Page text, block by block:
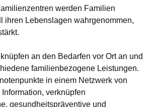
werden Familien
ihren Lebenslagen wahrgenommen,
an den Bedarfen vor Ort an und
familienbezogene Leistungen.
in einem Netzwerk von
verknüpfen
gesundheitspräventive und